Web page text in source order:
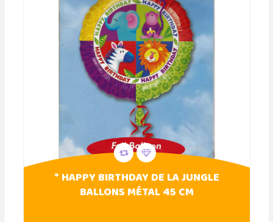
° HAPPY BIRTHDAY DE LA JUNGLE
BALLONS MÉTAL 45 CM